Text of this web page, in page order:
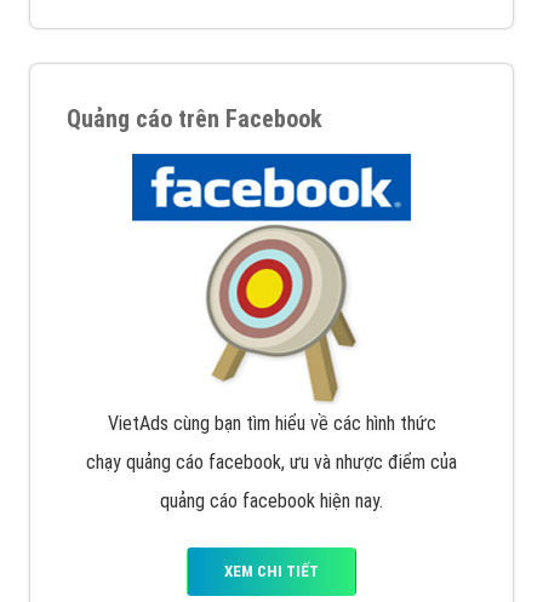
Quảng cáo trên Facebook
VietAds cùng bạn tìm hiểu về các hình thức
chạy quảng cáo facebook, ưu và nhược điểm của
quảng cáo facebook hiện nay.
XEM CHI TIẾT